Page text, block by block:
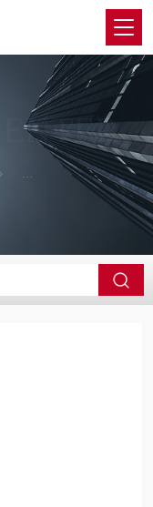
日本EYELA东京理化